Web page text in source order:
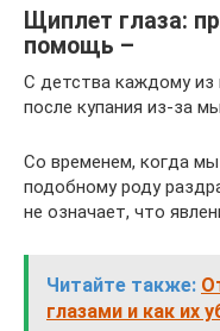
Щиплет глаза:
помощь –
С детства каждому
после купания из-за
Со временем, когда
подобному роду
не означает, что
Читайте также:
глазами и как их